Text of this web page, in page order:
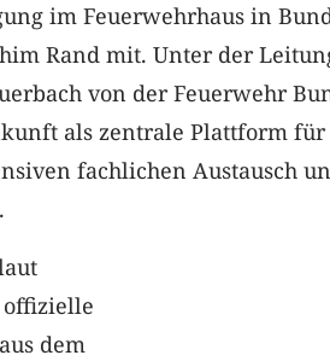
im Feuerwehrhaus in
Rand mit. Unter der
von der Feuerwehr
als zentrale Plattform für
fachlichen Austausch
offizielle
dem